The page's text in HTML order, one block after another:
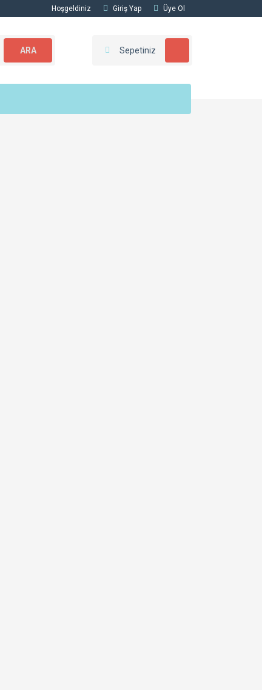
Hoşgeldiniz Giriş Yap Üye Ol
ARA Sepetiniz